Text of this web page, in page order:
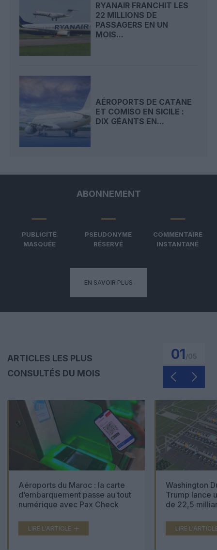
RYANAIR FRANCHIT LES
22 MILLIONS DE
PASSAGERS EN UN
MOIS...
AÉROPORTS DE CATANE
ET COMISO EN SICILE :
DIX GÉANTS EN...
ABONNEMENT
PUBLICITÉ
MASQUÉE
PSEUDONYME
RÉSERVÉ
COMMENTAIRE
INSTANTANÉ
EN SAVOIR PLUS
ARTICLES LES PLUS
CONSULTÉS DU MOIS
01
Aéroports du Maroc : la carte
d’embarquement passe au tout
numérique avec Pax Check
LIRE L'ARTICLE
Washington
Trump lance
de 22,5
LIRE